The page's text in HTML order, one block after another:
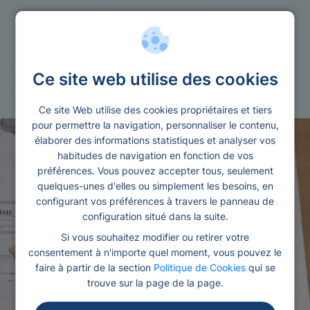
Ce site web utilise des cookies
Ce site Web utilise des cookies propriétaires et tiers
pour permettre la navigation, personnaliser le contenu,
élaborer des informations statistiques et analyser vos
habitudes de navigation en fonction de vos
préférences. Vous pouvez accepter tous, seulement
quelques-unes d'elles ou simplement les besoins, en
configurant vos préférences à travers le panneau de
configuration situé dans la suite.
Si vous souhaitez modifier ou retirer votre
consentement à n'importe quel moment, vous pouvez le
faire à partir de la section Politique de Cookiesqui se
trouve sur la page de la page.
Credit consommation rapide